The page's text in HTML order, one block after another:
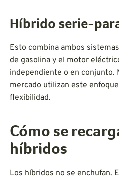
Híbrido serie-
Esto combina ambos
de gasolina y el motor
independiente o en conjunto.
mercado utilizan este
flexibilidad.
Cómo se
híbridos
Los híbridos no se enchufan.